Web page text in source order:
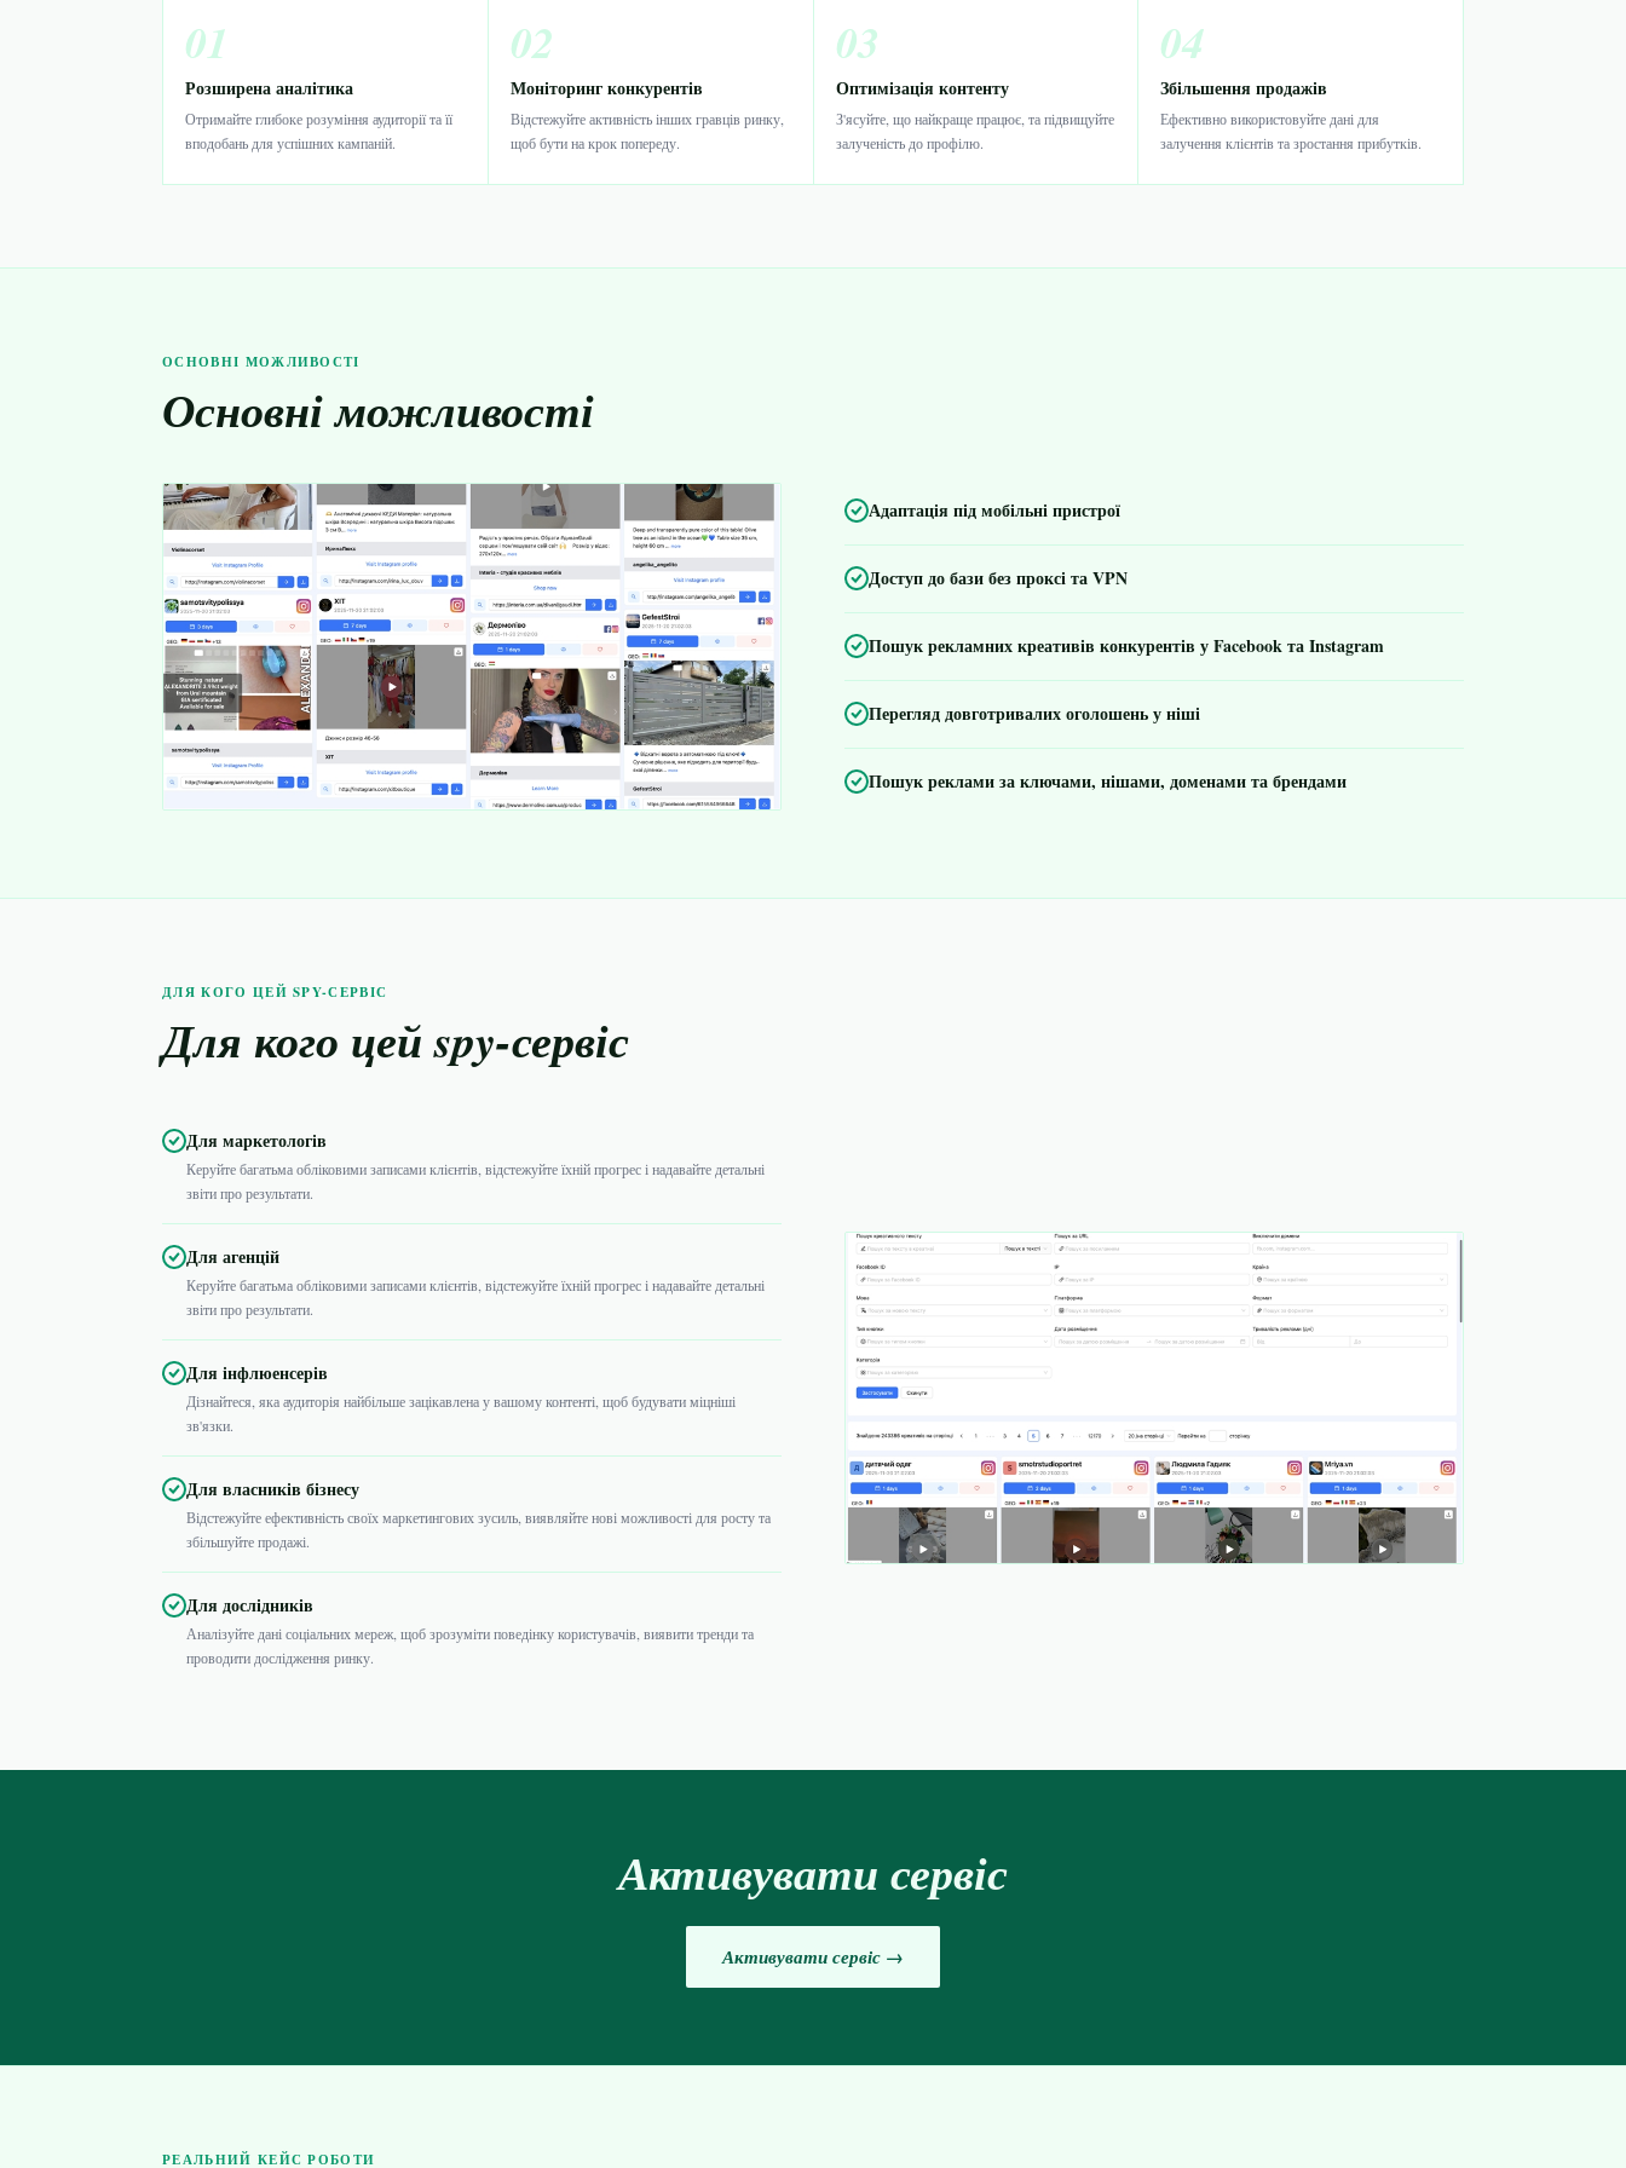
01
Розширена аналітика
Отримайте глибоке розуміння аудиторії та її
вподобань для успішних кампаній.
02
Моніторинг конкурентів
Відстежуйте активність інших гравців ринку,
щоб бути на крок попереду.
03
Оптимізація контенту
З'ясуйте, що найкраще працює, та підвищуйте
залученість до профілю.
04
Збільшення продажів
Ефективно використовуйте дані для
залучення клієнтів та зростання прибутків.
ОСНОВНІ МОЖЛИВОСТІ
Основні можливості
Адаптація під мобільні пристрої
Доступ до бази без проксі та VPN
Пошук рекламних креативів конкурентів у Facebook та Instagram
Перегляд довготривалих оголошень у ніші
Пошук реклами за ключами, нішами, доменами та брендами
ДЛЯ КОГО ЦЕЙ SPY-СЕРВІС
Для кого цей spy-сервіс
Для маркетологів
Керуйте багатьма обліковими записами клієнтів, відстежуйте їхній прогрес і надавайте детальні
звіти про результати.
Для агенцій
Керуйте багатьма обліковими записами клієнтів, відстежуйте їхній прогрес і надавайте детальні
звіти про результати.
Для інфлюенсерів
Дізнайтеся, яка аудиторія найбільше зацікавлена у вашому контенті, щоб будувати міцніші
зв'язки.
Для власників бізнесу
Відстежуйте ефективність своїх маркетингових зусиль, виявляйте нові можливості для росту та
збільшуйте продажі.
Для дослідників
Аналізуйте дані соціальних мереж, щоб зрозуміти поведінку користувачів, виявити тренди та
проводити дослідження ринку.
Активувати сервіс
Активувати сервіс →
РЕАЛЬНИЙ КЕЙС РОБОТИ